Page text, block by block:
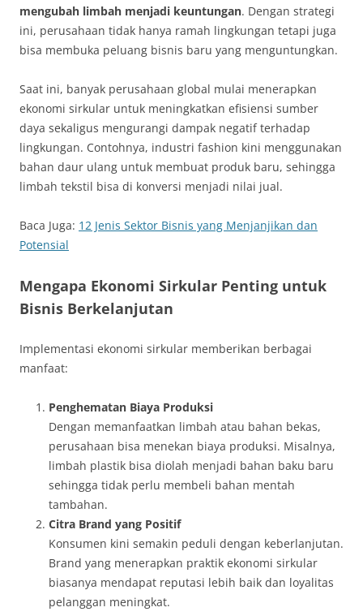
mengubah limbah menjadi keuntungan. Dengan strategi
ini, perusahaan tidak hanya ramah lingkungan tetapi juga
bisa membuka peluang bisnis baru yang menguntungkan.
Saat ini, banyak perusahaan global mulai menerapkan
ekonomi sirkular untuk meningkatkan efisiensi sumber
daya sekaligus mengurangi dampak negatif terhadap
lingkungan. Contohnya, industri fashion kini menggunakan
bahan daur ulang untuk membuat produk baru, sehingga
limbah tekstil bisa di konversi menjadi nilai jual.
Baca Juga: 12 Jenis Sektor Bisnis yang Menjanjikan dan
Potensial
Mengapa Ekonomi Sirkular Penting untuk
Bisnis Berkelanjutan
Implementasi ekonomi sirkular memberikan berbagai
manfaat:
Penghematan Biaya Produksi
Dengan memanfaatkan limbah atau bahan bekas,
perusahaan bisa menekan biaya produksi. Misalnya,
limbah plastik bisa diolah menjadi bahan baku baru
sehingga tidak perlu membeli bahan mentah
tambahan.
Citra Brand yang Positif
Konsumen kini semakin peduli dengan keberlanjutan.
Brand yang menerapkan praktik ekonomi sirkular
biasanya mendapat reputasi lebih baik dan loyalitas
pelanggan meningkat.